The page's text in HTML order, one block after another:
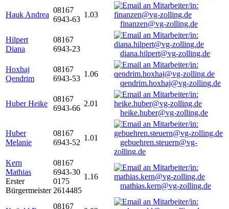
Hauk Andrea
08167
6943-63
1.03
finanzen@vg-zolling.de
Hilpert
Diana
08167
6943-23
diana.hilpert@vg-zolling.de
Hoxhaj
Qendrim
08167
6943-53
1.06
qendrim.hoxhaj@vg-zolling.de
Huber Heike
08167
6943-66
2.01
heike.huber@vg-zolling.de
Huber
Melanie
08167
6943-52
1.01
gebuehren.steuern@vg-
zolling.de
Kern
Mathias
Erster
Bürgermeister
08167
6943-30
0175
2614485
1.16
mathias.kern@vg-zolling.de
08167